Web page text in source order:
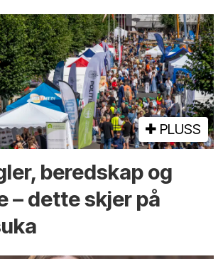
PLUSS
beredskap og
– dette skjer på